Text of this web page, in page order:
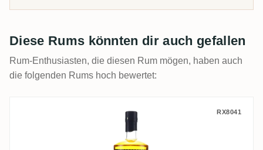
Diese Rums könnten dir auch gefallen
Rum-Enthusiasten, die diesen Rum mögen, haben auch
die folgenden Rums hoch bewertet:
TRC Hampden Jamaica C<>H 1990RX8041